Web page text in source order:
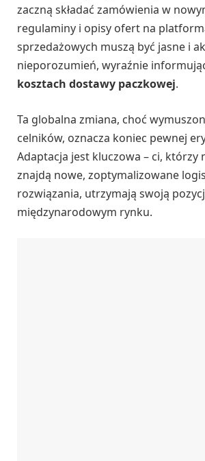
zaczną składać zamówienia w
regulaminy i opisy ofert na
sprzedażowych muszą być jasne i
nieporozumień, wyraźnie
kosztach dostawy paczkowej.
Ta globalna zmiana, choć
celników, oznacza koniec pewnej
Adaptacja jest kluczowa – ci, którzy
znajdą nowe, zoptymalizowane
rozwiązania, utrzymają swoją
międzynarodowym rynku.